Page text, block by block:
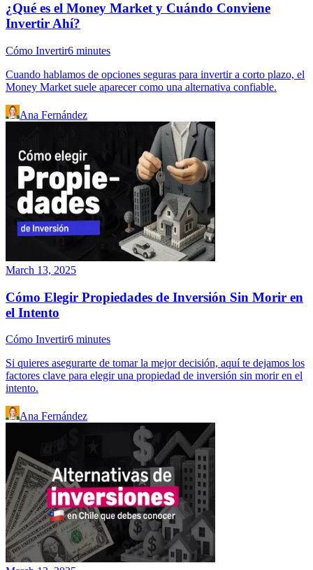
¿Qué es el Money Market y Cuándo Conviene
Invertir Ahí?
Cómo Invertir6 minutes
Cuando hablamos de opciones seguras para invertir a corto plazo, el
Money Market suele aparecer como una alternativa confiable.
Ana Fernández
March 13, 2025
Cómo Elegir Propiedades de Inversión Sin Morir en
el Intento
Cómo Invertir6 minutes
Si quieres asegurarte de tomar la mejor decisión, aquí te dejamos los
factores clave para elegir una propiedad de inversión sin morir en el
intento.
Ana Fernández